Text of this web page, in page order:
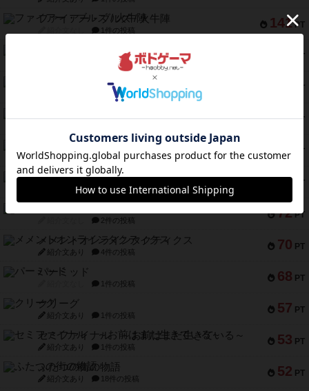
141 PT
ファイアー・ブルズ / 火牛陣
1件の投稿
PT
ワン・トゥ・ファイブ
1件の投稿
PT
トランスオリエント・エクスプレス
1件の投稿
118 PT
PT
エコーズ・オブ・タイム
紹介文なし 8件の投稿
79 PT
南北戦争
紹介文あり 1件の投稿
72 PT
2件の投稿
70 PT
メメントオンラインタクティクス
紹介文あり 4件の投稿
68 PT
パーミッド
1件の投稿
57 PT
クリーグ
紹介文あり 1件の投稿
53 PT
セミファイナル ～お前はまだ生きている～
紹介文あり 1件の投稿
52 PT
ふたつの街の物語
紹介文あり 18件の投稿